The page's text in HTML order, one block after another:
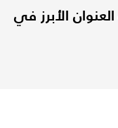
الأبرز في